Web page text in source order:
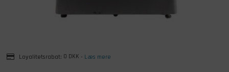
Loyalitetsrabat: 0 DKK - Læs mere